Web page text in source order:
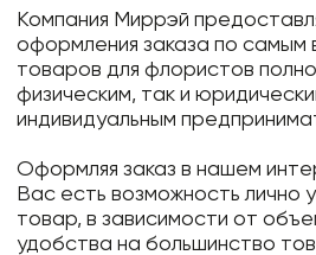
Компания Миррэй
оформления заказа по самым
товаров для флористов
физическим, так и
индивидуальным
Оформляя заказ в нашем
Вас есть возможность лично
товар, в зависимости от
удобства на большинство